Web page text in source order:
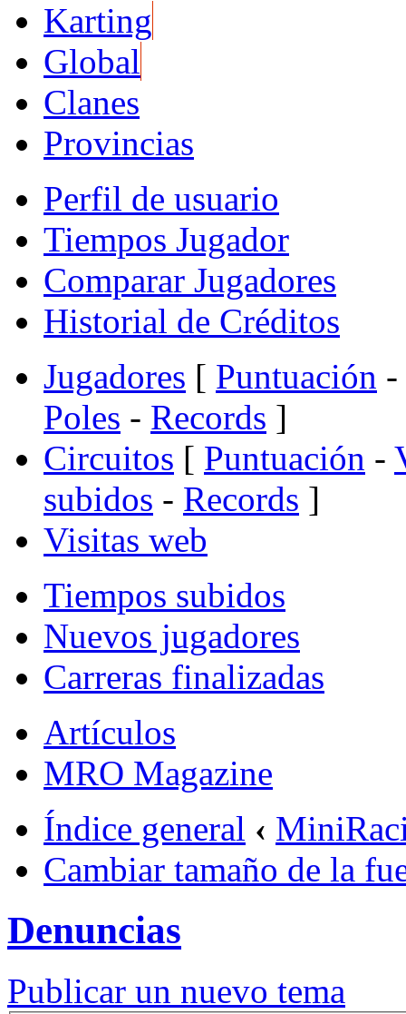
Karting
Global
Clanes
Provincias
Perfil de usuario
Tiempos Jugador
Comparar Jugadores
Historial de Créditos
Jugadores [ Puntuación -
Poles - Records ]
Circuitos [ Puntuación -
subidos - Records ]
Visitas web
Tiempos subidos
Nuevos jugadores
Carreras finalizadas
Artículos
MRO Magazine
Índice general ‹
Cambiar tamaño de la
Denuncias
Publicar un nuevo tema